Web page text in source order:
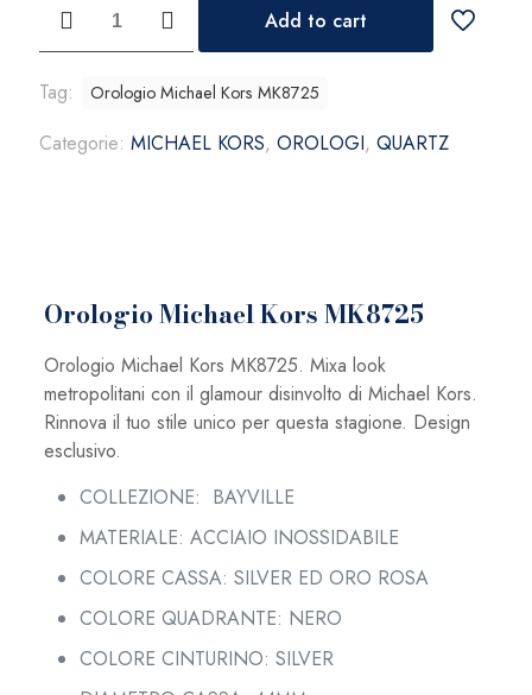
Michael
Kors
MK8725
Add to cart
Tag: Orologio Michael Kors MK8725
Categorie: MICHAEL KORS, OROLOGI, QUARTZ
Orologio Michael Kors MK8725
Orologio Michael Kors MK8725. Mixa look
metropolitani con il glamour disinvolto di Michael Kors.
Rinnova il tuo stile unico per questa stagione. Design
esclusivo.
COLLEZIONE: BAYVILLE
MATERIALE: ACCIAIO INOSSIDABILE
COLORE CASSA: SILVER ED ORO ROSA
COLORE QUADRANTE: NERO
COLORE CINTURINO: SILVER